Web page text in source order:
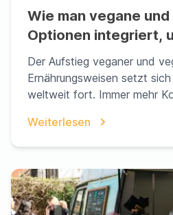
Wie man vegane
Optionen integriert,
Publikum zu gewinnen
Der Aufstieg veganer und
Ernährungsweisen setzt
weltweit fort. Immer mehr
Weiterlesen